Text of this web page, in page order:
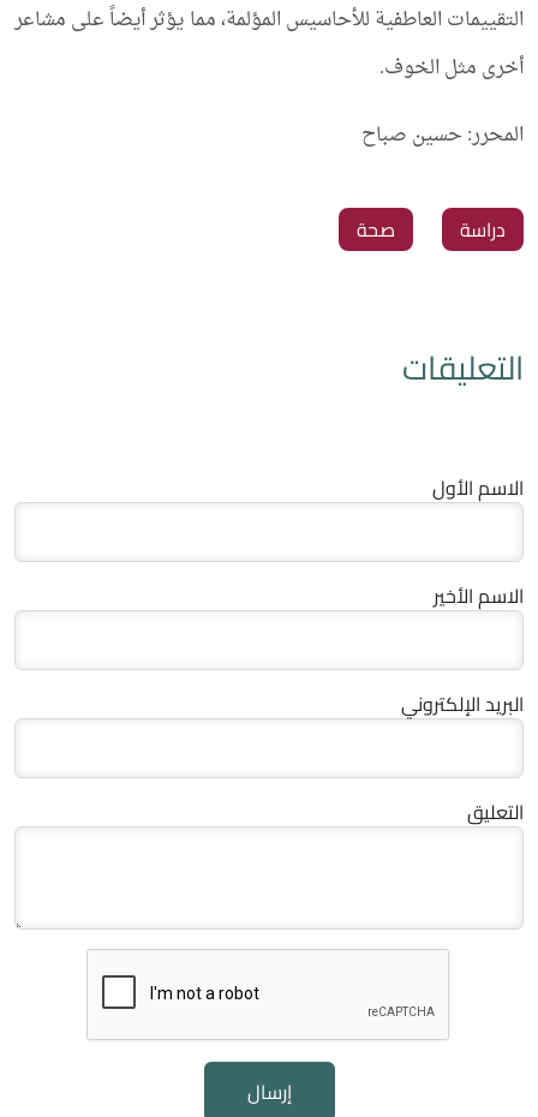
التقييمات العاطفية للأحاسيس المؤلمة، مما يؤثر أيضاً على مشاعر
أخرى مثل الخوف.
المحرر: حسين صباح
دراسة صحة
التعليقات
الاسم الأول
الاسم الأخير
البريد الإلكتروني
التعليق
إرسال